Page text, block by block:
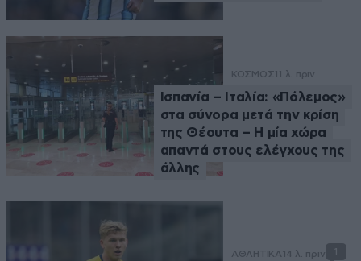
ΚΟΣΜΟΣ 11 λ. πριν
Ισπανία – Ιταλία: «Πόλεμος»
στα σύνορα μετά την κρίση
της Θέουτα – Η μία χώρα
απαντά στους ελέγχους της
άλλης
ΑΘΛΗΤΙΚΑ 14 λ. πριν 1